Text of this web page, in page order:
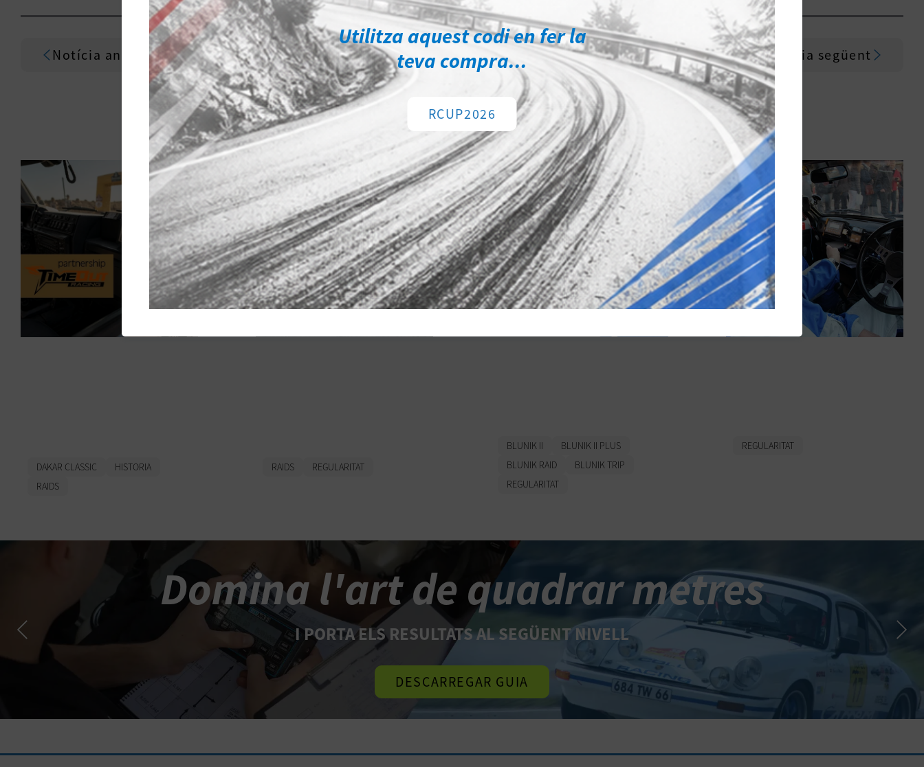
Notícia anterior Notícia següent
MILLORS POSTS
DAKAR CLASSIC
HISTORIA
RAIDS
RAIDS REGULARITAT
MILLORS TRUCS
BLUNIK II
BLUNIK II PLUS
BLUNIK RAID
BLUNIK TRIP
REGULARITAT
REGULARITAT
Domina l'art de quadrar metres
I PORTA ELS RESULTATS AL SEGÜENT NIVELL
DESCARREGAR GUIA
Utilitza aquest codi en fer la
teva compra...
RCUP2026